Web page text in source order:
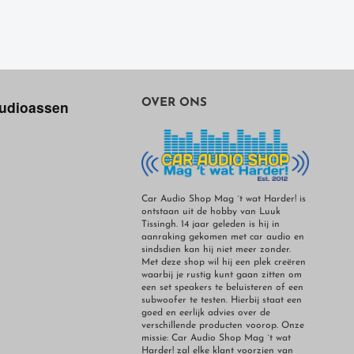
OVER ONS
Car Audio Shop Mag ´t wat Harder! is
ontstaan uit de hobby van Luuk
Tissingh. 14 jaar geleden is hij in
aanraking gekomen met car audio en
sindsdien kan hij niet meer zonder.
Met deze shop wil hij een plek creëren
waarbij je rustig kunt gaan zitten om
een set speakers te beluisteren of een
subwoofer te testen. Hierbij staat een
goed en eerlijk advies over de
verschillende producten voorop. Onze
missie: Car Audio Shop Mag ´t wat
Harder! zal elke klant voorzien van